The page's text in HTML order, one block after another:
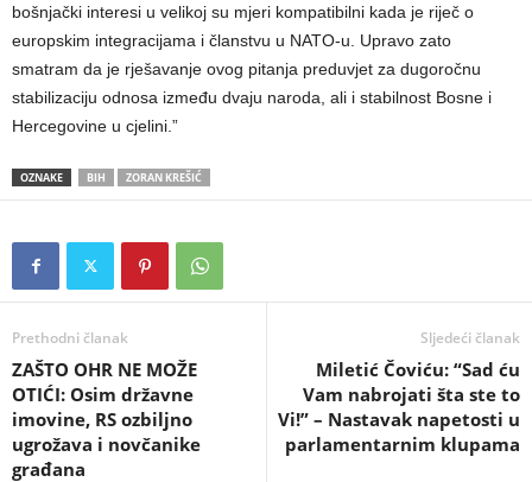
bošnjački interesi u velikoj su mjeri kompatibilni kada je riječ o
europskim integracijama i članstvu u NATO-u. Upravo zato
smatram da je rješavanje ovog pitanja preduvjet za dugoročnu
stabilizaciju odnosa između dvaju naroda, ali i stabilnost Bosne i
Hercegovine u cjelini.”
OZNAKE BIH ZORAN KREŠIĆ
Prethodni članak
ZAŠTO OHR NE MOŽE
OTIĆI: Osim državne
imovine, RS ozbiljno
ugrožava i novčanike
građana
Sljedeći članak
​Miletić Čoviću: “Sad ću
Vam nabrojati šta ste to
Vi!” – Nastavak napetosti u
parlamentarnim klupama